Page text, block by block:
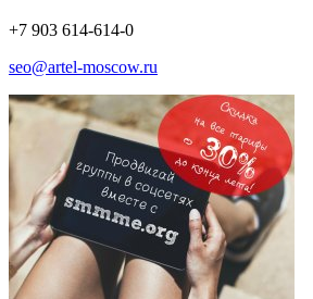
+7 903 614-614-0
seo@artel-moscow.ru